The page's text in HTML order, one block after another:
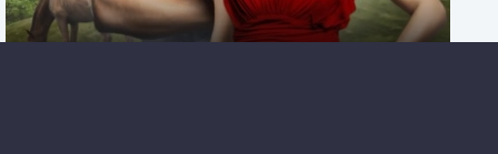
Клубничные каникулы - Ника Крылатая